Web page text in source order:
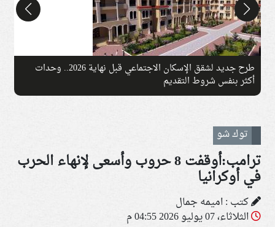
طرح جديد لشقق الإسكان الاجتماعي قبل نهاية 2026.. وحدات
أكثر بنفس شروط التقديم
توك شو
ترامب:أوقفت 8 حروب وأسعى لإنهاء الحرب
في أوكرانيا
كتب : اميمه جمال
الثلاثاء، 07 يوليو 2026 04:55 م